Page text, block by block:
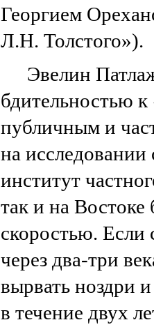
Георгием
Л.Н. Толстого»).
Эвелин
бдительностью
публичным и
на
институт
так и на
скоростью. Если
через два-три
вырвать ноздри
в течение двух